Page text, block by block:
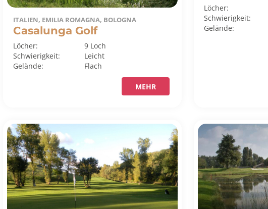
ITALIEN, EMILIA ROMAGNA, BOLOGNA
Casalunga Golf
Löcher:
9 Loch
Schwierigkeit:
Leicht
Gelände:
Flach
MEHR
Löcher:
Schwierigkeit:
Gelände: